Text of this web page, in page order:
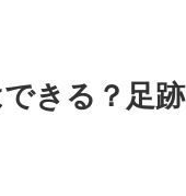
きる？足跡